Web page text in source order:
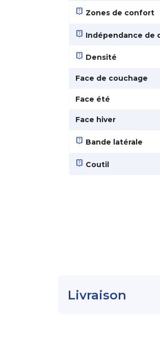
live_help Zones de confort
live_help Indépendance de
live_help Densité
Face de couchage
Face été
Face hiver
live_help Bande latérale
live_help Coutil
Livraison